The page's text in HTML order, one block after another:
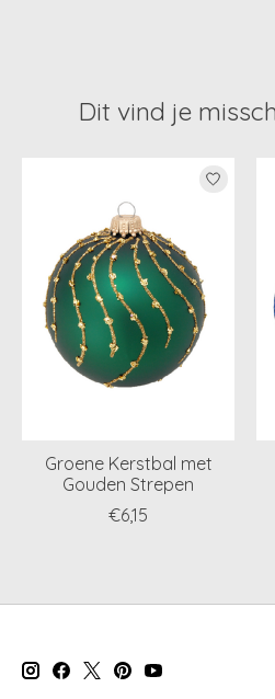
Dit vind je
Items van productcarrousel
Groene Kerstbal met
Gouden Strepen
€6,15